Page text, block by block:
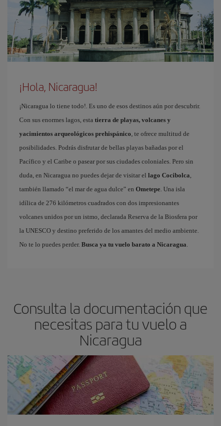
¡Hola, Nicaragua!
¡Nicaragua lo tiene todo!. Es uno de esos destinos aún por descubrir.
Con sus enormes lagos, esta tierra de playas, volcanes y
yacimientos arqueológicos prehispánico , te ofrece multitud de
posibilidades. Podrás disfrutar de bellas playas bañadas por el
Pacífico y el Caribe o pasear por sus ciudades coloniales. Pero sin
duda, en Nicaragua no puedes dejar de visitar el lago Cocibolca
también llamado “el mar de agua dulce” en Ometepe . Una isla
idílica de 276 kilómetros cuadrados con dos impresionantes
volcanes unidos por un istmo, declarada Reserva de la Biosfera por
la UNESCO y destino preferido de los amantes del medio ambiente.
No te lo puedes perder. Busca ya tu vuelo barato a Nicaragua
Consulta la documentación que
necesitas para tu vuelo a
Nicaragua